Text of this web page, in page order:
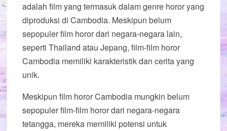
adalah film yang termasuk dalam genre horor yang
diproduksi di Cambodia. Meskipun belum
sepopuler film horor dari negara-negara lain,
seperti Thailand atau Jepang, film-film horor
Cambodia memiliki karakteristik dan cerita yang
unik.
Meskipun film horor Cambodia mungkin belum
sepopuler film-film horor dari negara-negara
tetangga, mereka memiliki potensi untuk